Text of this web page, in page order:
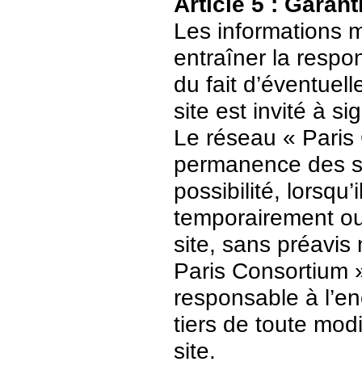
Les informations
entraîner la
du fait
site est invité à
Le réseau «
permanence des
possibilité,
temporairement
site, sans préavis
Paris Consortium
responsable à
tiers de toute
site.